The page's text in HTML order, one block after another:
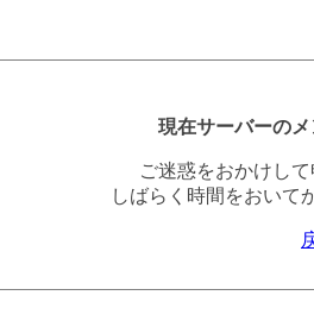
現在サーバーのメ
ご迷惑をおかけして
しばらく時間をおいて